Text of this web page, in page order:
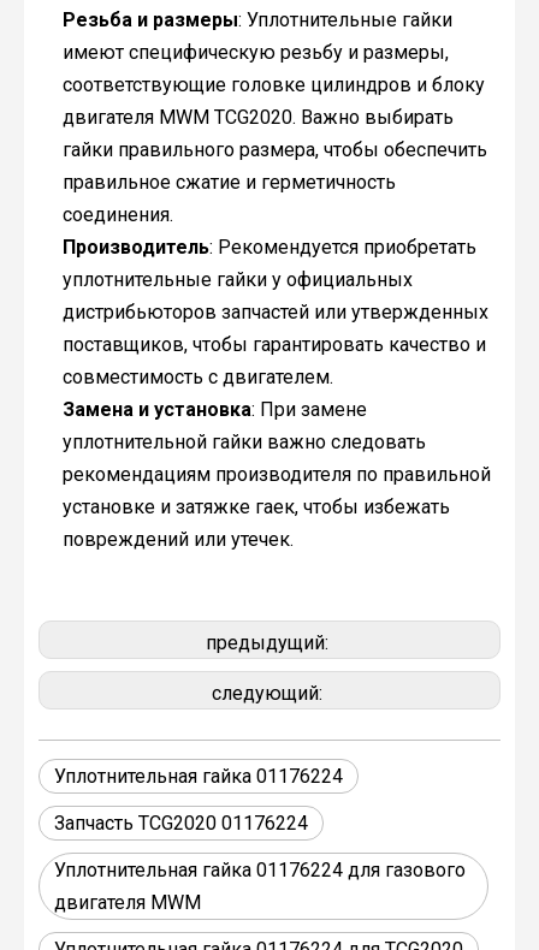
Резьба и размеры: Уплотнительные гайки
имеют специфическую резьбу и размеры,
соответствующие головке цилиндров и блоку
двигателя MWM TCG2020. Важно выбирать
гайки правильного размера, чтобы обеспечить
правильное сжатие и герметичность
соединения.
Производитель: Рекомендуется приобретать
уплотнительные гайки у официальных
дистрибьюторов запчастей или утвержденных
поставщиков, чтобы гарантировать качество и
совместимость с двигателем.
Замена и установка: При замене
уплотнительной гайки важно следовать
рекомендациям производителя по правильной
установке и затяжке гаек, чтобы избежать
повреждений или утечек.
предыдущий:
следующий:
Уплотнительная гайка 01176224
Запчасть TCG2020 01176224
Уплотнительная гайка 01176224 для газового
двигателя MWM